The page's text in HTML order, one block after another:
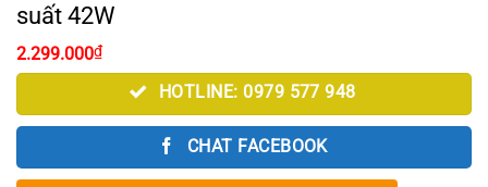
suất 42W
Giá
gốc
2.299.000₫Giá
hiện
2.299.000₫.
HOTLINE: 0979 577 948
CHAT FACEBOOK